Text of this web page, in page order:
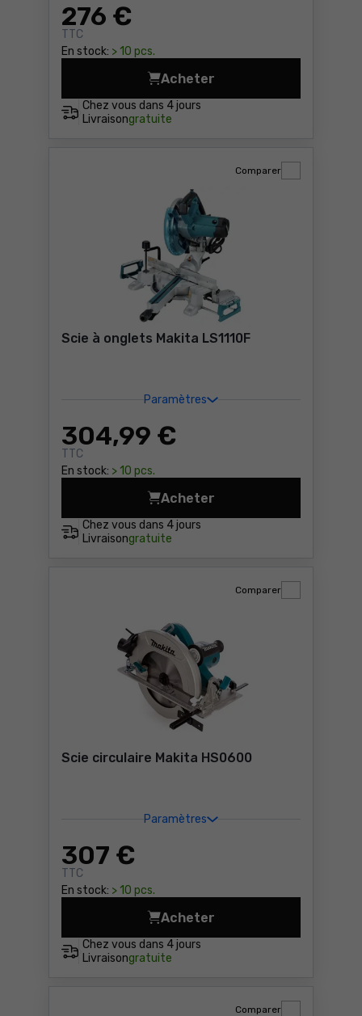
276 €
TTC
En stock: > 10 pcs.
Chez vous dans 4 jours
Livraisongratuite
Acheter
Scie à onglets Metabo
Scie à onglets Makita LS1110F
Paramètres
304,99 €
TTC
En stock: > 10 pcs.
Comparer
Chez vous dans 4 jours
Livraisongratuite
Acheter
Scie à onglets Makita
Scie circulaire Makita HS0600
Paramètres
307 €
TTC
En stock: > 10 pcs.
Comparer
Chez vous dans 4 jours
Livraisongratuite
Acheter
Scie circulaire Makita
Comparer